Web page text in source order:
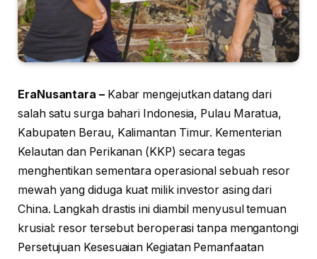
EraNusantara –Kabar mengejutkan datang dari
salah satu surga bahari Indonesia, Pulau Maratua,
Kabupaten Berau, Kalimantan Timur. Kementerian
Kelautan dan Perikanan (KKP) secara tegas
menghentikan sementara operasional sebuah resor
mewah yang diduga kuat milik investor asing dari
China. Langkah drastis ini diambil menyusul temuan
krusial: resor tersebut beroperasi tanpa mengantongi
Persetujuan Kesesuaian Kegiatan Pemanfaatan